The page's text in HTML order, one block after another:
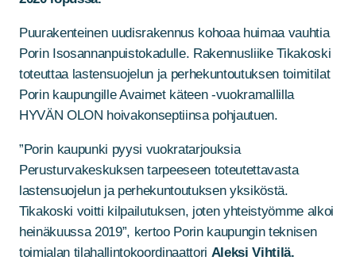
Puurakenteinen uudisrakennus kohoaa huimaa vauhtia
Porin Isosannanpuistokadulle. Rakennusliike Tikakoski
toteuttaa lastensuojelun ja perhekuntoutuksen toimitilat
Porin kaupungille Avaimet käteen -vuokramallilla
HYVÄN OLON hoivakonseptiinsa pohjautuen.
”Porin kaupunki pyysi vuokratarjouksia
Perusturvakeskuksen tarpeeseen toteutettavasta
lastensuojelun ja perhekuntoutuksen yksiköstä.
Tikakoski voitti kilpailutuksen, joten yhteistyömme alkoi
heinäkuussa 2019”, kertoo Porin kaupungin teknisen
toimialan tilahallintokoordinaattori Aleksi Vihtilä.